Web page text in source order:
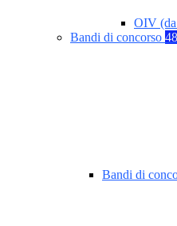
OIV (da
Bandi di concorso 48
Bandi di